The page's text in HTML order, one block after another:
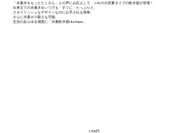
「水素水をもっとたくさん」との声にお応えして、2.4Lの大容量タイプの飲水器が登場！
出来立ての水素水をいつでも・すぐに・たっぷりと。
スタイリッシュなデザインなのにお手入れも簡単。
さらに水素ガス吸入も可能。
生活のあらゆる場面に「水素飲水器Lita Aqua」
7,700円